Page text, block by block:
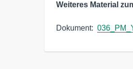
Weiteres Material
Dokument: